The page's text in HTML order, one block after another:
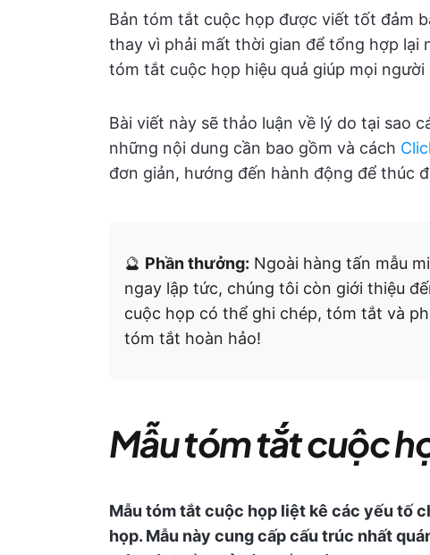
Bản tóm tắt cuộc họp được viết tốt đảm
thay vì phải mất thời gian để tổng hợp lại
tóm tắt cuộc họp hiệu quả giúp mọi
Bài viết này sẽ thảo luận về lý do tại sao
những nội dung cần bao gồm và cách
đơn giản, hướng đến hành động để thúc
🔮 Phần thưởng: Ngoài hàng tấn mẫu
ngay lập tức, chúng tôi còn giới thiệu
cuộc họp có thể ghi chép, tóm tắt và
tóm tắt hoàn hảo!
Mẫu tóm tắt cuộc
Mẫu tóm tắt cuộc họp liệt kê các yếu tố
họp. Mẫu này cung cấp cấu trúc nhất